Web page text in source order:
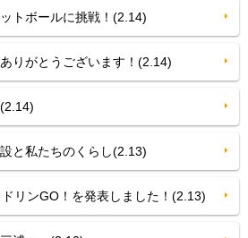
ボールに挑戦！(2.14)
りがとうございます！(2.14)
私たちのくらし(2.13)
リンGO！を発表しました！(2.13)